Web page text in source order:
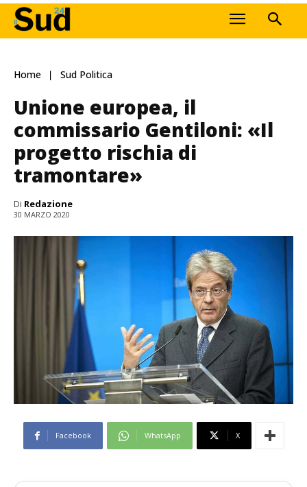
Home Sud Politica
Unione europea, il
commissario Gentiloni: «Il
progetto rischia di
tramontare»
Di Redazione
30 MARZO 2020
Facebook WhatsApp X